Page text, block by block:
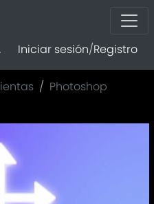
Iniciar sesión/Registro
Photoshop